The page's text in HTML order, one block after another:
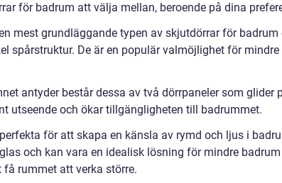
för badrum att välja mellan, beroende på dina
mest grundläggande typen av skjutdörrar för badrum
spårstruktur. De är en populär valmöjlighet för
antyder består dessa av två dörrpaneler som glider
utseende och ökar tillgängligheten till badrummet.
för att skapa en känsla av rymd och ljus i
och kan vara en idealisk lösning för mindre
rummet att verka större.